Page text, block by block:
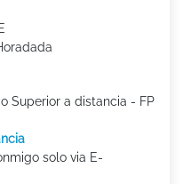
Superior a distancia - FP
solo via E-